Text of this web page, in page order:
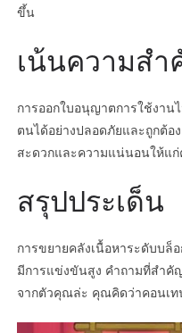
ขึ้น
เน้นความส
การออกใบอนุญาตการใช้งา
ตนได้อย่างปลอดภัยและถูกต้อ
สะดวกและความแน่นอนให้แ
สรุปประเด็น
การขยายคลังเนื้อหาระดับบล็
มีการแข่งขันสูง คำถามที่สำคั
จากตัวคุณล่ะ คุณคิดว่าคอนเท